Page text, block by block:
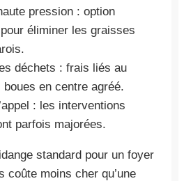
pression : option
éliminer les graisses
déchets : frais liés au
en centre agréé.
: les interventions
parfois majorées.
standard pour un foyer
coûte moins cher qu’une